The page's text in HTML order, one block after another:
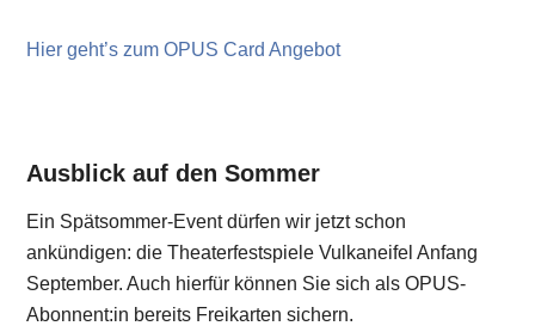
Hier geht’s zum OPUS Card Angebot
Ausblick auf den Sommer
Ein Spätsommer-Event dürfen wir jetzt schon
ankündigen: die Theaterfestspiele Vulkaneifel Anfang
September. Auch hierfür können Sie sich als OPUS-
Abonnent:in bereits Freikarten sichern.